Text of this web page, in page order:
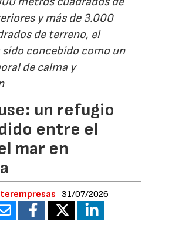
y más de 3.000
de terreno, el
concebido como un
de calma y
un refugio
entre el
mar en
31/07/2026